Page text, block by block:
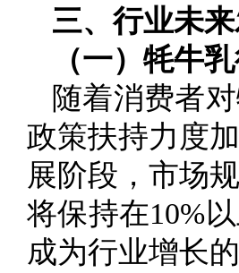
三、行业未
（一）牦牛
随着消费者
政策扶持力度
展阶段，市场
将保持在10%
成为行业增长